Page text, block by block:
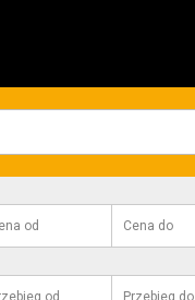
od Cena do
od Przebieg do